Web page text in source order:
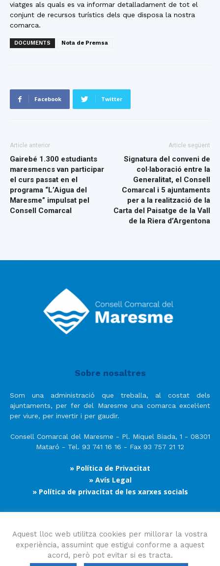
viatges als quals es va informar detalladament de tot el
conjunt de recursos turístics dels que disposa la nostra
comarca.
DOCUMENTS Nota de Premsa
Facebook Twitter
Article anterior
Gairebé 1.300 estudiants
maresmencs van participar
el curs passat en el
programa “L’Aigua del
Maresme” impulsat pel
Consell Comarcal
Article següent
Signatura del conveni de
col·laboració entre la
Generalitat, el Consell
Comarcal i 5 ajuntaments
per a la realització de la
Carta del Paisatge de la Vall
de la Riera d’Argentona
Sobre nosaltres
Som una administració que treballa, al costat dels
ajuntaments, per fer del Maresme una comarca excel·lent
per viure, per invertir i per gaudir.
Consell Comarcal del Maresme - Pl. Miquel Biada, 1 - 08301
Mataró - Tel. 93 741 16 16 - Fax 93 757 21 12
» Política de Privacitat
» Avís Legal
» Política de privacitat de les xarxes socials
Segueix-nos
Aquest lloc web utilitza cookies per millorar la vostra
experiència, assumint que estigui conforme a aquest
acord, però pot evitar si es tracta.